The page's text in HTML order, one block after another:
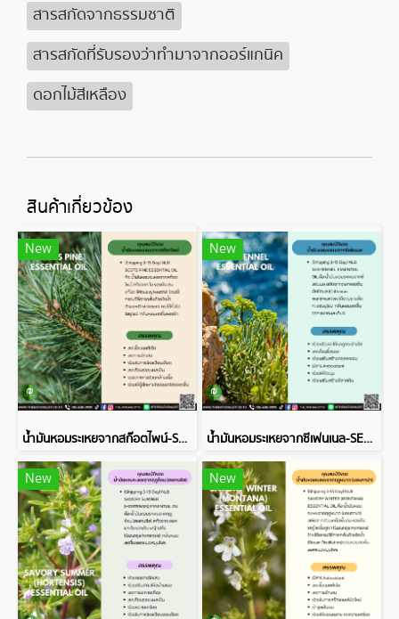
สารสกัดจากธรรมชาติ
สารสกัดที่รับรองว่าทำมาจากออร์แกนิค
ดอกไม้สีเหลือง
สินค้าเกี่ยวข้อง
New
น้ำมันหอมระเหยจากสก๊อตไพน์-SCOTS PINE ESSENTIAL OIL
New
น้ำมันหอมระเหยจากซีเฟนเนล-SEA FENNEL ESSENTIAL OIL
New New